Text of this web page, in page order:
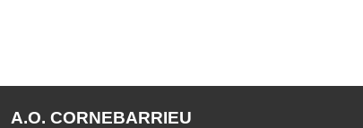
A.O. CORNEBARRIEU